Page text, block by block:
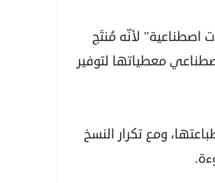
اصطناعية" لأنّه مُنتَج
معطياتها لتوفير
ومع تكرار النسخ